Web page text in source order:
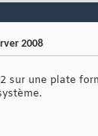
2008
sur une plate